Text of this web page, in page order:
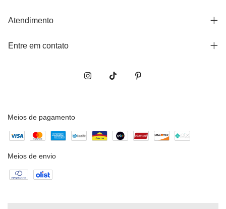
Atendimento
Entre em contato
Meios de pagamento
Meios de envio